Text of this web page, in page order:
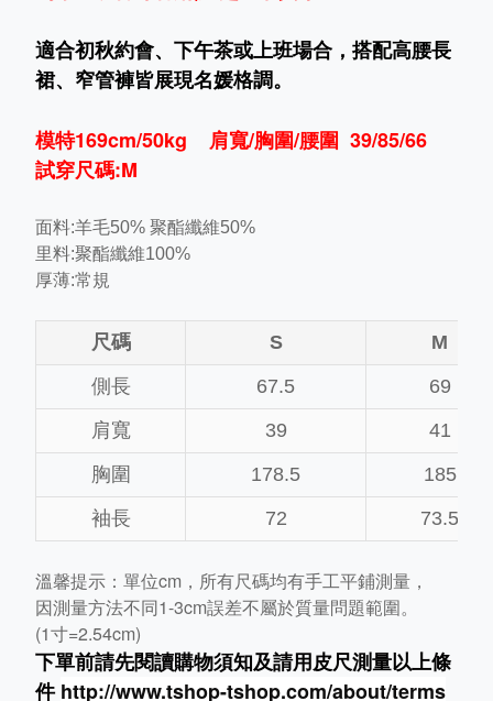
適合初秋約會、下午茶或上班場合，搭配高腰長
裙、窄管褲皆展現名媛格調。
模特169cm/50kg 肩寬/胸圍/腰圍 39/85/66
試穿尺碼:M
面料:羊毛50% 聚酯纖維50%
里料:聚酯纖維100%
厚薄:常規
尺碼 S
M
側長
67.5
69
肩寬
39
41
胸圍
178.5
185
袖長
72 73.5
溫馨提示：單位cm，所有尺碼均有手工平鋪測量，
因測量方法不同1-3cm誤差不屬於質量問題範圍。
(1寸=2.54cm)
下單前請先閱讀購物須知及請用皮尺測量以上條
件 http://www.tshop-tshop.com/about/terms